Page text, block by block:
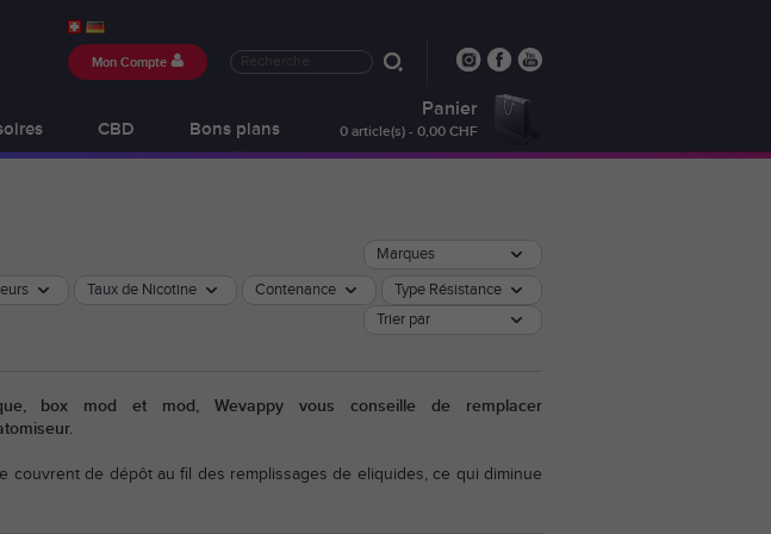
CBD Bons plans
Mon Compte
Panier
0 article(s) - 0,00 CHF
Marques
Taux de Nicotine Contenance
Type Résistance
Trier par
box mod et mod, Wevappy vous conseille de remplacer
de dépôt au fil des remplissages de eliquides, ce qui diminue